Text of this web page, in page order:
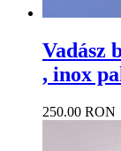
Vadász
, inox
250.00 RON